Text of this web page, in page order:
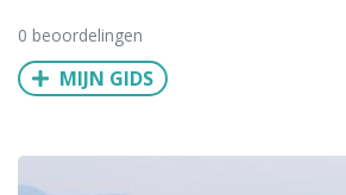
Noord-Amerika
Azië
Uitgelichte bestemmingen
0 beoordelingen
MIJN GIDS